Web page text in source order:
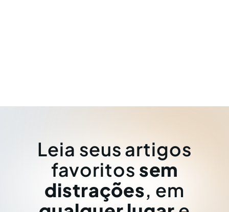
Leia seus artigos
favoritos sem
distrações, em